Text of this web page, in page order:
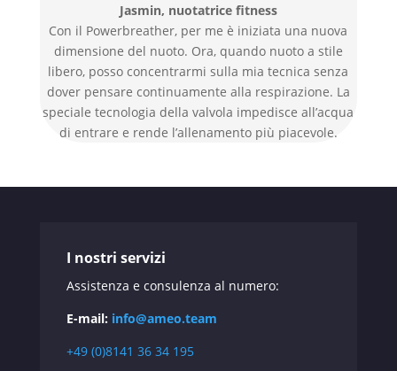
Con il Powerbreather, per me è iniziata una nuova
dimensione del nuoto. Ora, quando nuoto a stile
libero, posso concentrarmi sulla mia tecnica senza
dover pensare continuamente alla respirazione. La
speciale tecnologia della valvola impedisce all’acqua
di entrare e rende l’allenamento più piacevole.
Jasmin, nuotatrice fitness
I nostri servizi
Assistenza e consulenza al numero:
E-mail: info@ameo.team
+49 (0)8141 36 34 195